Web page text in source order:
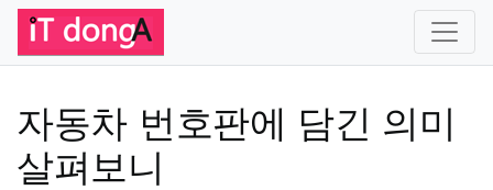
자동차 번호판에 담긴 의미
살펴보니